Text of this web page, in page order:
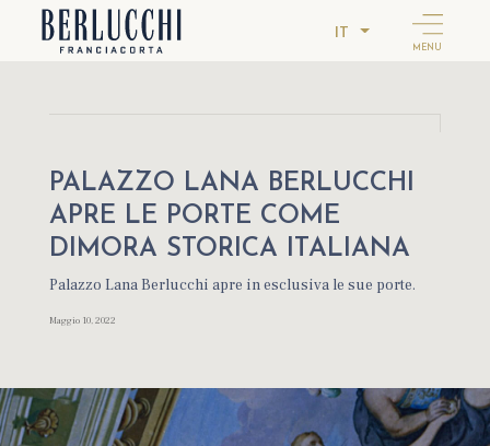
IT
MENU
PALAZZO LANA BERLUCCHI
APRE LE PORTE COME
DIMORA STORICA ITALIANA
Palazzo Lana Berlucchi apre in esclusiva le sue porte.
Maggio 10, 2022